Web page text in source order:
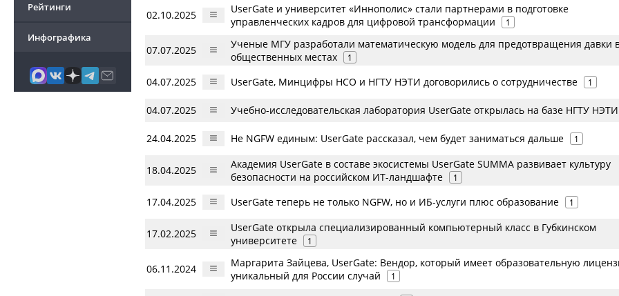
Рейтинги
Инфографика
02.10.2025
UserGate и университет «Иннополис» стали партнерами в подготовке
управленческих кадров для цифровой трансформации
1
07.07.2025
Ученые МГУ разработали математическую модель для предотвращения давки
общественных местах
1
04.07.2025 UserGate, Минцифры НСО и НГТУ НЭТИ договорились о сотрудничестве 1
04.07.2025 Учебно-исследовательская лаборатория UserGate открылась на базе НГТУ НЭТИ
24.04.2025 Не NGFW единым: UserGate рассказал, чем будет заниматься дальше 1
18.04.2025
Академия UserGate в составе экосистемы UserGate SUMMA развивает культуру
безопасности на российском ИТ-ландшафте
1
17.04.2025 UserGate теперь не только NGFW, но и ИБ-услуги плюс образование 1
17.02.2025
UserGate открыла специализированный компьютерный класс в Губкинском
университете
1
06.11.2024
Маргарита Зайцева, UserGate: Вендор, который имеет образовательную
уникальный для России случай
1